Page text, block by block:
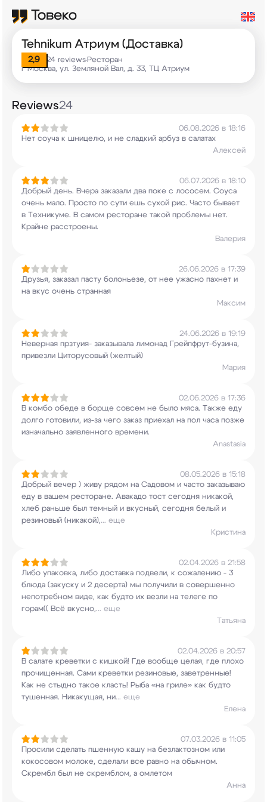
Tehnikum Атриум (Доставка)
2,9 24 reviews•Ресторан
г Москва, ул. Земляной Вал, д. 33, ТЦ Атриум
Reviews24
06.08.2026 в 18:16
Нет соуча к шницелю, и не сладкий арбуз в салатах
Алексей
06.07.2026 в 18:10
Добрый день. Вчера заказали два поке с лососем. Соуса
очень мало. Просто по сути ешь сухой рис. Часто бывает
в Техникуме. В самом ресторане такой проблемы нет.
Крайне расстроены.
Валерия
26.06.2026 в 17:39
Друзья, заказал пасту болоньезе, от нее ужасно пахнет и
на вкус очень странная
Максим
24.06.2026 в 19:19
Неверная прзтуия- заказывала лимонад Грейпфрут-бузина,
привезли Циторусовый (желтый)
Мария
02.06.2026 в 17:36
В комбо обеде в борще совсем не было мяса. Также еду
долго готовили, из-за чего заказ приехал на пол часа позже
изначально заявленного времени.
Anastasia
08.05.2026 в 15:18
Добрый вечер ) живу рядом на Садовом и часто заказываю
еду в вашем ресторане. Авакадо тост сегодня никакой,
хлеб раньше был темный и вкусный, сегодня белый и
резиновый (никакой),... еще
Кристина
02.04.2026 в 21:58
Либо упаковка, либо доставка подвели, к сожалению - 3
блюда (закуску и 2 десерта) мы получили в совершенно
непотребном виде, как будто их везли на телеге по
горам(( Всё вкусно,... еще
Татьяна
02.04.2026 в 20:57
В салате креветки с кишкой! Где вообще целая, где плохо
прочищенная. Сами креветки резиновые, заветренные!
Как не стыдно такое класть! Рыба «на гриле» как будто
тушенная. Никакущая, ни... еще
Елена
07.03.2026 в 11:05
Просили сделать пшенную кашу на безлактозном или
кокосовом молоке, сделали все равно на обычном.
Скрембл был не скремблом, а омлетом
Анна